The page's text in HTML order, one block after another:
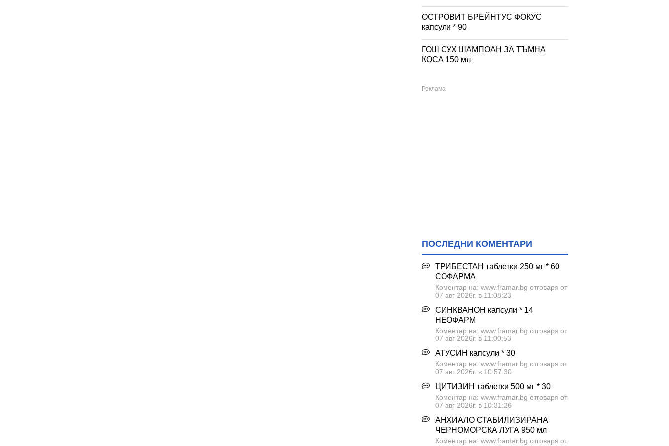
ОСТРОВИТ БРЕЙНТУС ФOКУС
капсули * 90
ГОШ СУХ ШАМПОАН ЗА ТЪМНА
КОСА 150 мл
ПОСЛЕДНИ КОМЕНТАРИ
ТРИБЕСТАН таблетки 250 мг * 60
СОФАРМА
Коментар на: www.framar.bg отговаря от
07 авг 2026г. в 11:08:23
СИНКВАНОН капсули * 14
НЕОФАРМ
Коментар на: www.framar.bg отговаря от
07 авг 2026г. в 11:00:53
АТУСИН капсули * 30
Коментар на: www.framar.bg отговаря от
07 авг 2026г. в 10:57:30
ЦИТИЗИН таблетки 500 мг * 30
Коментар на: www.framar.bg отговаря от
07 авг 2026г. в 10:31:26
АНХИАЛО СТАБИЛИЗИРАНА
ЧЕРНОМОРСКА ЛУГА 950 мл
Коментар на: www.framar.bg отговаря от